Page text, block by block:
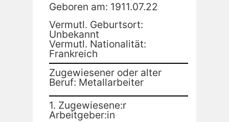
Geboren am: 1911.07.22
Vermutl. Geburtsort:
Unbekannt
Vermutl. Nationalität:
Frankreich
Zugewiesener oder alter
Beruf: Metallarbeiter
1. Zugewiesene:r
Arbeitgeber:in